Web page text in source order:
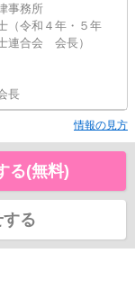
事務所
（令和４年・５年
連合会 会長）
長
情報の見方
る(無料)
る